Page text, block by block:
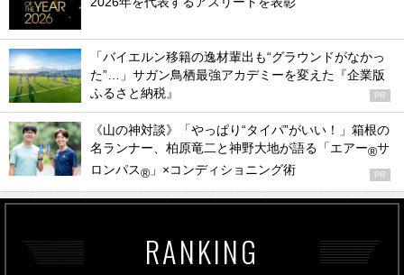
「バイエルン移籍の逸材輩出も“グラウンドがなかっ
た”…」サガン鳥栖最強アカデミーを変えた『企業版
ふるさと納税』
PR
《山の神対談》「やっぱり“タイパ”がいい！」箱根の
名ランナー、柏原竜二と神野大地が語る「エアー®サ
ロンパス® 」×コンディショニング術 PR
RANKING